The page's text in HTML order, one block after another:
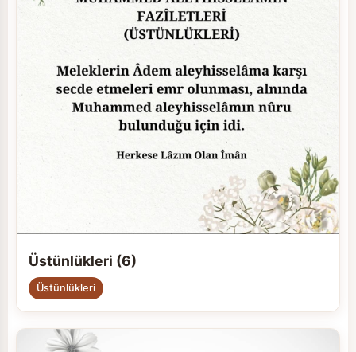
Üstünlükleri (6)
Üstünlükleri